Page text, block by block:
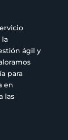
la
ágil y
para
en
las